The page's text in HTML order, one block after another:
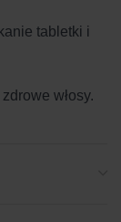
tabletki i
włosy.